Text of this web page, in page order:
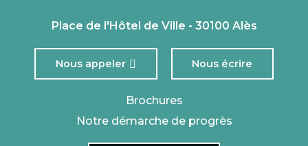
Place de l'Hôtel de Ville - 30100 Alès
Nous appeler Nous écrire
Brochures
Notre démarche de progrès